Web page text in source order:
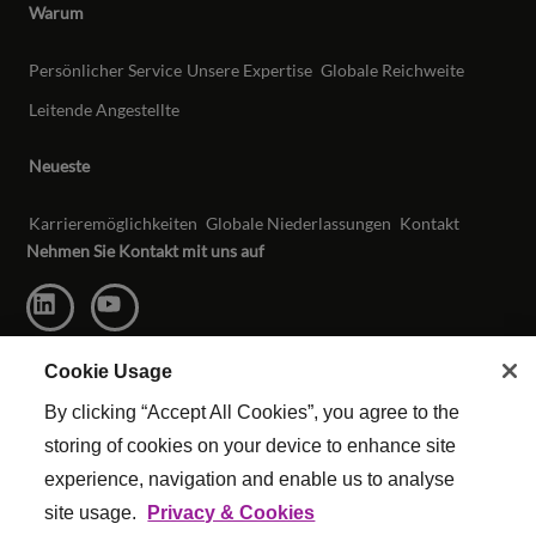
Warum
Persönlicher Service Unsere Expertise Globale Reichweite
Leitende Angestellte
Neueste
Karrieremöglichkeiten Globale Niederlassungen Kontakt
Nehmen Sie Kontakt mit uns auf
© Urheberrecht Reed & Mackay 2026 . Alle Rechte vorbehalten.
Cookie Usage
By clicking “Accept All Cookies”, you agree to the
storing of cookies on your device to enhance site
experience, navigation and enable us to analyse
site usage.
Privacy & Cookies